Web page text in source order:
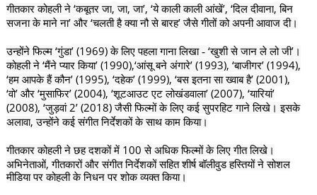
गीतकार कोहली ने ‘कबूतर जा,जा,जा’, ‘ये काली काली आंखें’, ‘दिल दीवाना,बिन
सजना के माने ना’ और ‘चलती है क्या नौ से बारह’जैसे गीतों को अपनी आवाज दी।
उन्होंने फिल्म ‘गुंडा’ (1969)के लिए पहला गाना लिखा - ‘खुशी से जान ले लो जी’।
कोहली ने ‘मैंने प्यार किया’ (1990),‘आंसू बने अंगारे’ (1993), ‘बाजीगर’ (1994),
‘हम आपके हैं कौन’ (1995), ‘दहेक’ (1999), ‘बस इतना सा ख्वाब है’ (2001),
‘वो’ और ‘मुसाफिर’ (2004), ‘शूटआउट एट लोखंडवाला’ (2007), ‘यारियां’
(2008), ‘जुड़वां 2’ (2018)जैसी फिल्मों के लिए कई सुपरहिट गाने लिखे। इसके
अलावा,उन्होंने कई संगीत निर्देशकों के साथ काम किया।
गीतकार कोहली ने छह दशकों में 100से अधिक फिल्मों के लिए गीत लिखे।
अभिनेताओं,गीतकारों और संगीत निर्देशकों सहित शीर्ष बॉलीवुड हस्तियों ने सोशल
मीडिया पर कोहली के निधन पर शोक व्यक्त किया।